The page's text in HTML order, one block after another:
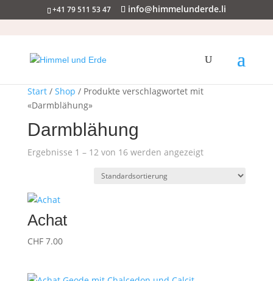
+41 79 511 53 47 info@himmelunderde.li
Start/ Shop / Produkte verschlagwortet mit
«Darmblähung»
Darmblähung
Ergebnisse 1 – 12 von 16 werden angezeigt
Achat
CHF7.00